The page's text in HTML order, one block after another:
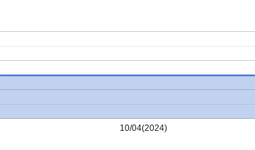
10/04(2024)